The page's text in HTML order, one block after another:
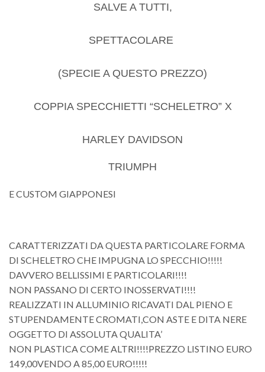
SALVE A TUTTI,
SPETTACOLARE
(SPECIE A QUESTO PREZZO)
COPPIA SPECCHIETTI “SCHELETRO” X
HARLEY DAVIDSON
TRIUMPH
E CUSTOM GIAPPONESI
CARATTERIZZATI DA QUESTA PARTICOLARE FORMA
DI SCHELETRO CHE IMPUGNA LO SPECCHIO!!!!!
DAVVERO BELLISSIMI E PARTICOLARI!!!!
NON PASSANO DI CERTO INOSSERVATI!!!!
REALIZZATI IN ALLUMINIO RICAVATI DAL PIENO E
STUPENDAMENTE CROMATI,CON ASTE E DITA NERE
OGGETTO DI ASSOLUTA QUALITA’
NON PLASTICA COME ALTRI!!!!PREZZO LISTINO EURO
149,00VENDO A 85,00 EURO!!!!!